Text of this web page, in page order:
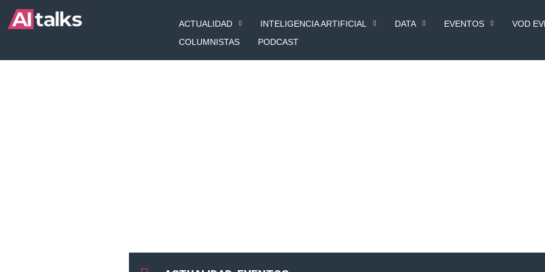
ACTUALIDAD INTELIGENCIA ARTIFICIAL DATA EVENTOS VOD
COLUMNISTAS
PODCAST